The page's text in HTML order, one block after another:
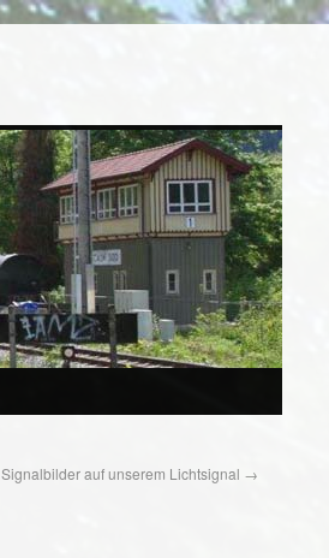
Signalbilder auf unserem Lichtsignal →